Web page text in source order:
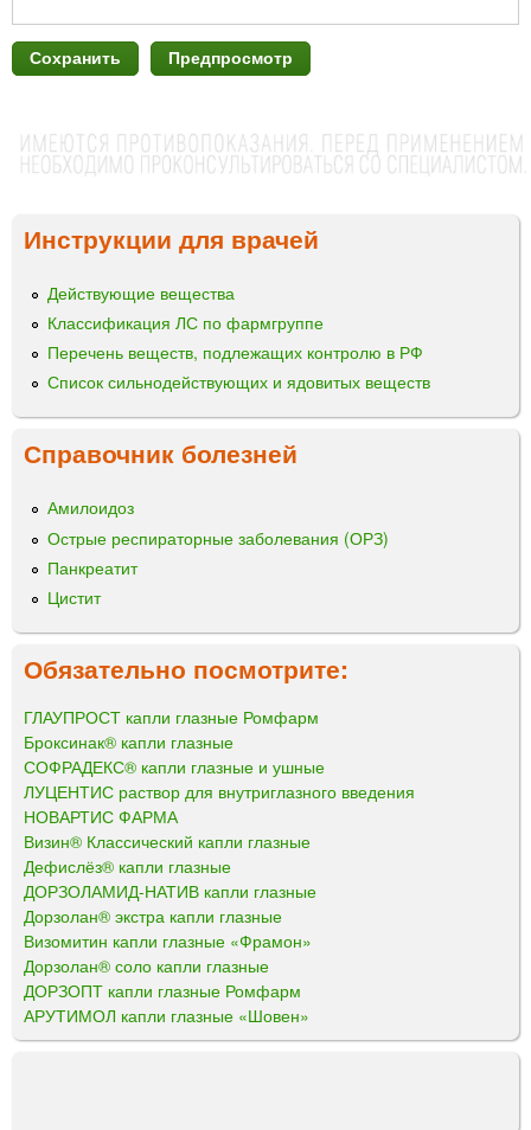
Инструкции для врачей
Действующие вещества
Классификация ЛС по фармгруппе
Перечень веществ, подлежащих контролю в РФ
Список сильнодействующих и ядовитых веществ
Справочник болезней
Амилоидоз
Острые респираторные заболевания (ОРЗ)
Панкреатит
Цистит
Обязательно посмотрите:
ГЛАУПРОСТ капли глазные Ромфарм
Броксинак® капли глазные
СОФРАДЕКС® капли глазные и ушные
ЛУЦЕНТИС раствор для внутриглазного введения
НОВАРТИС ФАРМА
Визин® Классический капли глазные
Дефислёз® капли глазные
ДОРЗОЛАМИД-НАТИВ капли глазные
Дорзолан® экстра капли глазные
Визомитин капли глазные «Фрамон»
Дорзолан® соло капли глазные
ДОРЗОПТ капли глазные Ромфарм
АРУТИМОЛ капли глазные «Шовен»